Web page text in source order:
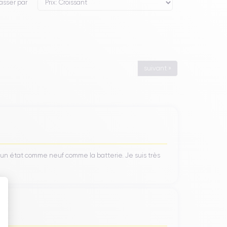
Personnalisez vos Options
par
suivant »
état comme neuf comme la batterie. Je suis très